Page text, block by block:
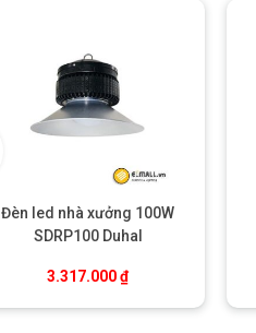
Đèn led nhà xưởng 100W
SDRP100 Duhal
3.317.000₫